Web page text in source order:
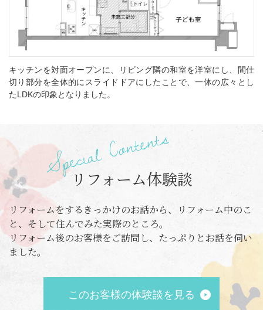
キッチンを対面オープンに、リビング隣の和室を洋室にし、間仕
切り部分を全体的にスライドドアにしたことで、一体の広々とし
たLDKの印象となりました。
リフォーム体験談
リフォームをするきっかけのお話から、リフォーム中のこ
と、そして住んでみた実際のところ。
リフォーム後のお客様をご訪問し、たっぷりとお話を伺い
ました。
このお客様の体験談を見る